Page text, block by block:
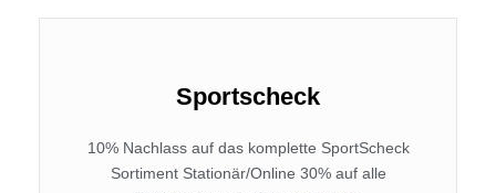
Sportscheck
10% Nachlass auf das komplette SportScheck
Sortiment Stationär/Online 30% auf alle